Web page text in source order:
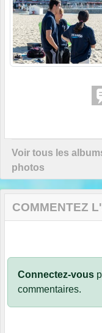
Voir tous les
photos
COMMENTEZ
Connectez-vous
commentaires.